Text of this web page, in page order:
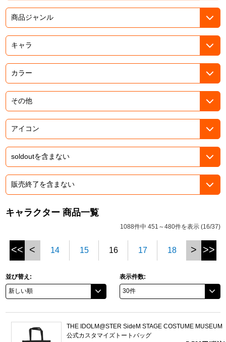
ガンダムシリーズ
ドラゴンボール
ラブライブ！
ラブライブ！サンシャイン‼
ラブライブ！スーパースター!!
アイドリッシュセブン
キャラクター 商品一覧
1088件中 451～480件を表示 (16/37)
<< < 14 15 16 17 18 > >>
並び替え: 表示件数:
THE IDOLM@STER SideM STAGE COSTUME MUSEUM
公式カスタマイズトートバッグ